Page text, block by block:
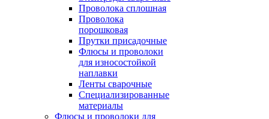
Проволока сплошная
Проволока
порошковая
Прутки присадочные
Флюсы и проволоки
для износостойкой
наплавки
Ленты сварочные
Специализированные
материалы
Флюсы и проволоки для